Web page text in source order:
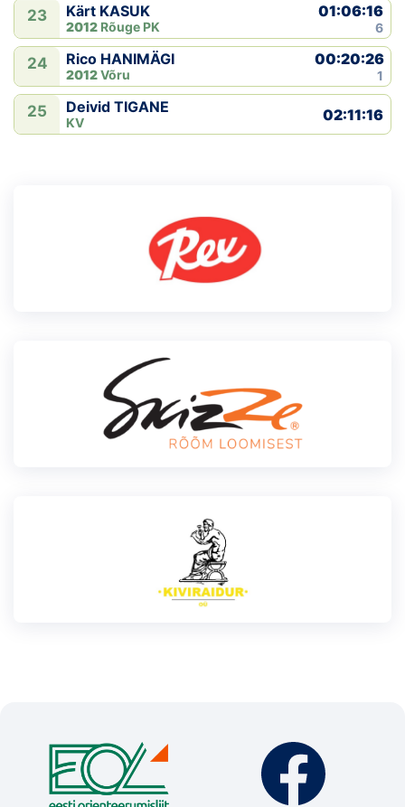
23 Kärt KASUK
2012 Rõuge PK
01:06:16
6
24 Rico HANIMÄGI
2012Võru
00:20:26
1
25 Deivid TIGANE
KV 02:11:16